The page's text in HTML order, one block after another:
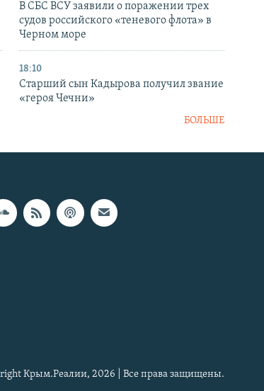
В СБС ВСУ заявили о поражении трех
судов российского «теневого флота» в
Черном море
18:10
Старший сын Кадырова получил звание
«героя Чечни»
БОЛЬШЕ
Крым.Реалии, 2026 | Все права защищены.